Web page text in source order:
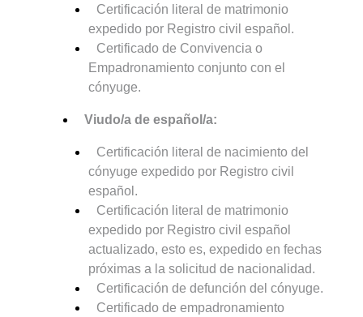
Certificación literal de matrimonio
expedido por Registro civil español.
Certificado de Convivencia o
Empadronamiento conjunto con el
cónyuge.
Viudo/a de español/a:
Certificación literal de nacimiento del
cónyuge expedido por Registro civil
español.
Certificación literal de matrimonio
expedido por Registro civil español
actualizado, esto es, expedido en fechas
próximas a la solicitud de nacionalidad.
Certificación de defunción del cónyuge.
Certificado de empadronamiento